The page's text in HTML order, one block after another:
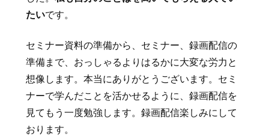
たいです。
セミナー資料の準備から、セミナー、録画配信の
準備まで、おっしゃるよりはるかに大変な労力と
想像します。本当にありがとうございます。セミ
ナーで学んだことを活かせるように、録画配信を
見てもう一度勉強します。録画配信楽しみにして
おります。